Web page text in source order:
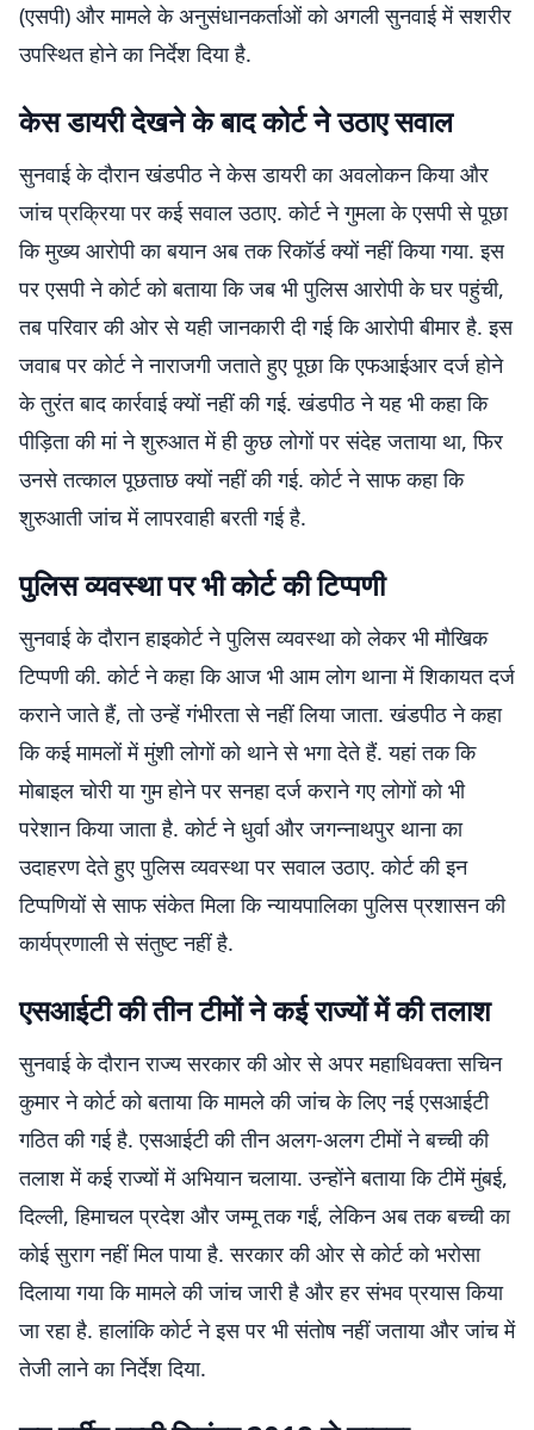
(एसपी) और मामले के अनुसंधानकर्ताओं को अगली सुनवाई में सशरीर
उपस्थित होने का निर्देश दिया है.
केस डायरी देखने के बाद कोर्ट ने उठाए सवाल
सुनवाई के दौरान खंडपीठ ने केस डायरी का अवलोकन किया और
जांच प्रक्रिया पर कई सवाल उठाए. कोर्ट ने गुमला के एसपी से पूछा
कि मुख्य आरोपी का बयान अब तक रिकॉर्ड क्यों नहीं किया गया. इस
पर एसपी ने कोर्ट को बताया कि जब भी पुलिस आरोपी के घर पहुंची,
तब परिवार की ओर से यही जानकारी दी गई कि आरोपी बीमार है. इस
जवाब पर कोर्ट ने नाराजगी जताते हुए पूछा कि एफआईआर दर्ज होने
के तुरंत बाद कार्रवाई क्यों नहीं की गई. खंडपीठ ने यह भी कहा कि
पीड़िता की मां ने शुरुआत में ही कुछ लोगों पर संदेह जताया था, फिर
उनसे तत्काल पूछताछ क्यों नहीं की गई. कोर्ट ने साफ कहा कि
शुरुआती जांच में लापरवाही बरती गई है.
पुलिस व्यवस्था पर भी कोर्ट की टिप्पणी
सुनवाई के दौरान हाइकोर्ट ने पुलिस व्यवस्था को लेकर भी मौखिक
टिप्पणी की. कोर्ट ने कहा कि आज भी आम लोग थाना में शिकायत दर्ज
कराने जाते हैं, तो उन्हें गंभीरता से नहीं लिया जाता. खंडपीठ ने कहा
कि कई मामलों में मुंशी लोगों को थाने से भगा देते हैं. यहां तक कि
मोबाइल चोरी या गुम होने पर सनहा दर्ज कराने गए लोगों को भी
परेशान किया जाता है. कोर्ट ने धुर्वा और जगन्नाथपुर थाना का
उदाहरण देते हुए पुलिस व्यवस्था पर सवाल उठाए. कोर्ट की इन
टिप्पणियों से साफ संकेत मिला कि न्यायपालिका पुलिस प्रशासन की
कार्यप्रणाली से संतुष्ट नहीं है.
एसआईटी की तीन टीमों ने कई राज्यों में की तलाश
सुनवाई के दौरान राज्य सरकार की ओर से अपर महाधिवक्ता सचिन
कुमार ने कोर्ट को बताया कि मामले की जांच के लिए नई एसआईटी
गठित की गई है. एसआईटी की तीन अलग-अलग टीमों ने बच्ची की
तलाश में कई राज्यों में अभियान चलाया. उन्होंने बताया कि टीमें मुंबई,
दिल्ली, हिमाचल प्रदेश और जम्मू तक गईं, लेकिन अब तक बच्ची का
कोई सुराग नहीं मिल पाया है. सरकार की ओर से कोर्ट को भरोसा
दिलाया गया कि मामले की जांच जारी है और हर संभव प्रयास किया
जा रहा है. हालांकि कोर्ट ने इस पर भी संतोष नहीं जताया और जांच में
तेजी लाने का निर्देश दिया.